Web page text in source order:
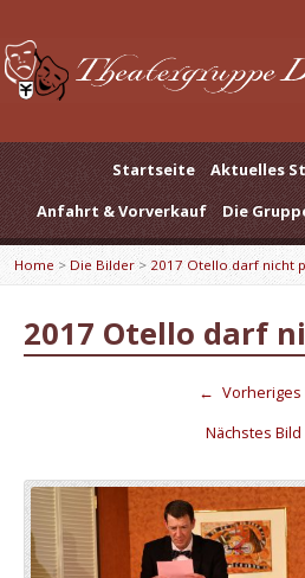
Startseite
Aktuelles
Anfahrt & Vorverkauf
Die
Home > Die Bilder> 2017 Otello darf nicht
2017 Otello darf
← Vorheriges
Nächstes Bild